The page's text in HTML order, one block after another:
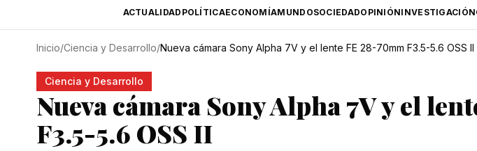
ACTUALIDAD POLÍTICAECONOMÍAMUNDOSOCIEDADOPINIÓNINVESTIGACIÓN
Inicio/Ciencia y Desarrollo/Nueva cámara Sony Alpha 7V y el lente FE 28-70mm F3.5-5.6 OSS II
Ciencia y Desarrollo
Nueva cámara Sony Alpha 7V y el
F3.5-5.6 OSS II